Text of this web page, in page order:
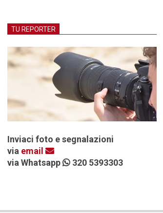
TU REPORTER
Inviaci foto e segnalazioni
via email
via Whatsapp
320 5393303